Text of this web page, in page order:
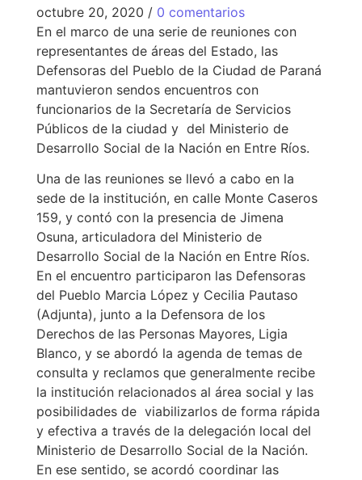
octubre 20, 2020 / 0 comentarios
En el marco de una serie de reuniones con
representantes de áreas del Estado, las
Defensoras del Pueblo de la Ciudad de Paraná
mantuvieron sendos encuentros con
funcionarios de la Secretaría de Servicios
Públicos de la ciudad y del Ministerio de
Desarrollo Social de la Nación en Entre Ríos.
Una de las reuniones se llevó a cabo en la
sede de la institución, en calle Monte Caseros
159, y contó con la presencia de Jimena
Osuna, articuladora del Ministerio de
Desarrollo Social de la Nación en Entre Ríos.
En el encuentro participaron las Defensoras
del Pueblo Marcia López y Cecilia Pautaso
(Adjunta), junto a la Defensora de los
Derechos de las Personas Mayores, Ligia
Blanco, y se abordó la agenda de temas de
consulta y reclamos que generalmente recibe
la institución relacionados al área social y las
posibilidades de viabilizarlos de forma rápida
y efectiva a través de la delegación local del
Ministerio de Desarrollo Social de la Nación.
En ese sentido, se acordó coordinar las